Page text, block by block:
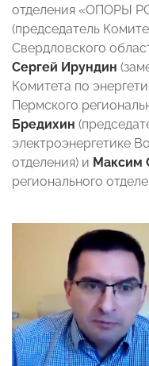
отделения «ОПОРЫ
(председатель
Свердловского
Сергей Ирундин
Комитета по
Пермского
Бредихин
электроэнергетике
отделения) и Максим
регионального